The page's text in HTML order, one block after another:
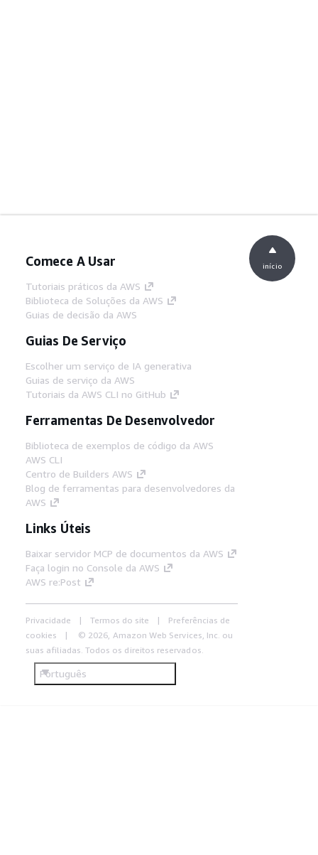
Comece A Usar
Tutoriais práticos da AWS
Biblioteca de Soluções da AWS
Guias de decisão da AWS
Guias De Serviço
Escolher um serviço de IA generativa
Guias de serviço da AWS
Tutoriais da AWS CLI no GitHub
Ferramentas De Desenvolvedor
Biblioteca de exemplos de código da AWS
AWS CLI
Centro de Builders AWS
Blog de ferramentas para desenvolvedores da
AWS
Links Úteis
Baixar servidor MCP de documentos da AWS
Faça login no Console da AWS
AWS re:Post
Privacidade Termos do site
Preferências de
cookies
© 2026, Amazon Web Services, Inc. ou
suas afiliadas. Todos os direitos reservados.
Português
início